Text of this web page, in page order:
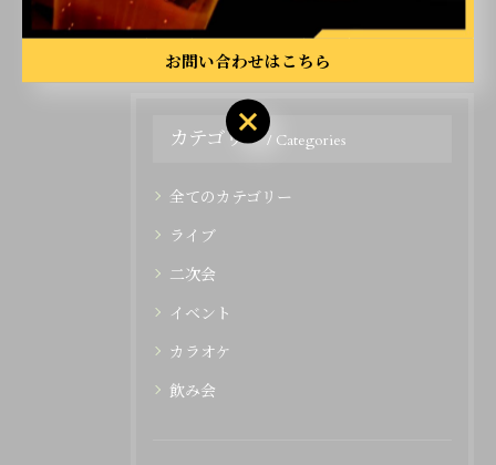
< 前のページ 一覧に戻る
カテゴリー Categories
全てのカテゴリー
ライブ
二次会
イベント
カラオケ
飲み会
お問い合わせはこちら